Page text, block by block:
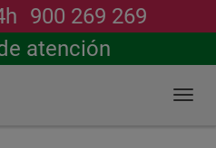
900 269 269
atención
Buscar